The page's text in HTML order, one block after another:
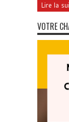
Lire la
VOTRE